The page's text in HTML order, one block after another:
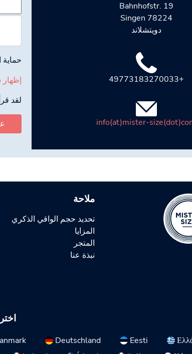
Bahnhofstr. 19
78224 Singen
دويتشلاند
+49773183270033
info(at)mister-
حماية
لقد
ملاحة
تحديد حجم الواقي الذكري
المزايا
المتجر
نبذة عنا
Deutschland Eesti